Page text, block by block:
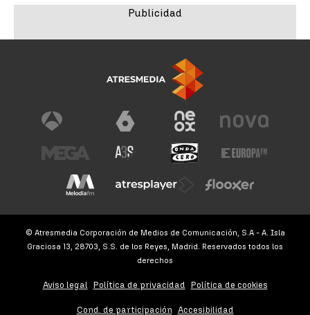
© Atresmedia Corporación de Medios de Comunicación, S.A - A. Isla
Graciosa 13, 28703, S.S. de los Reyes, Madrid. Reservados todos los
derechos
Aviso legal Política de privacidad Política de cookies
Cond. de participación Accesibilidad